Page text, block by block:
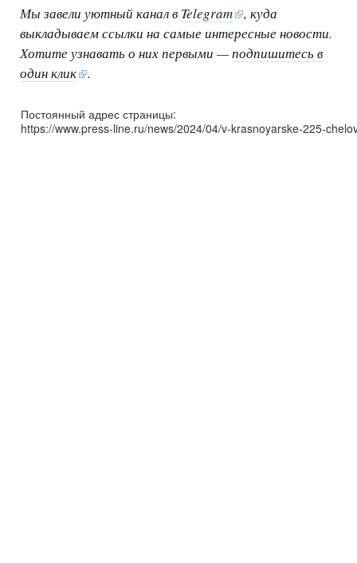
Мы завели уютный канал в Telegram
, куда
выкладываем ссылки на самые интересные новости.
Хотите узнавать о них первыми —подпишитесь в
один клик
.
Постоянный адрес страницы:
https://www.press-line.ru/news/2024/04/v-krasnoyarske-225-